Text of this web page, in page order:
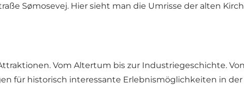
Sømosevej. Hier sieht man die Umrisse der alten
Vom Altertum bis zur Industriegeschichte.
für historisch interessante Erlebnismöglichkeiten in